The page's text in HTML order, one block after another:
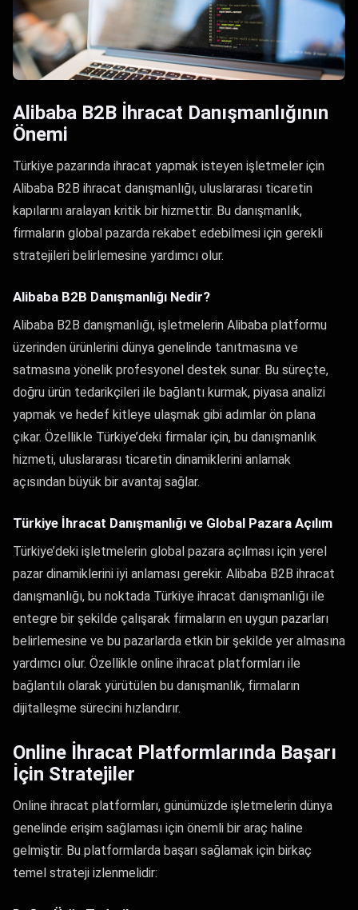
Alibaba B2B İhracat Danışmanlığının
Önemi
Türkiye pazarında ihracat yapmak isteyen işletmeler için
Alibaba B2B ihracat danışmanlığı, uluslararası ticaretin
kapılarını aralayan kritik bir hizmettir. Bu danışmanlık,
firmaların global pazarda rekabet edebilmesi için gerekli
stratejileri belirlemesine yardımcı olur.
Alibaba B2B Danışmanlığı Nedir?
Alibaba B2B danışmanlığı, işletmelerin Alibaba platformu
üzerinden ürünlerini dünya genelinde tanıtmasına ve
satmasına yönelik profesyonel destek sunar. Bu süreçte,
doğru ürün tedarikçileri ile bağlantı kurmak, piyasa analizi
yapmak ve hedef kitleye ulaşmak gibi adımlar ön plana
çıkar. Özellikle Türkiye’deki firmalar için, bu danışmanlık
hizmeti, uluslararası ticaretin dinamiklerini anlamak
açısından büyük bir avantaj sağlar.
Türkiye İhracat Danışmanlığı ve Global Pazara Açılım
Türkiye’deki işletmelerin global pazara açılması için yerel
pazar dinamiklerini iyi anlaması gerekir. Alibaba B2B ihracat
danışmanlığı, bu noktada Türkiye ihracat danışmanlığı ile
entegre bir şekilde çalışarak firmaların en uygun pazarları
belirlemesine ve bu pazarlarda etkin bir şekilde yer almasına
yardımcı olur. Özellikle online ihracat platformları ile
bağlantılı olarak yürütülen bu danışmanlık, firmaların
dijitalleşme sürecini hızlandırır.
Online İhracat Platformlarında Başarı
İçin Stratejiler
Online ihracat platformları, günümüzde işletmelerin dünya
genelinde erişim sağlaması için önemli bir araç haline
gelmiştir. Bu platformlarda başarı sağlamak için birkaç
temel strateji izlenmelidir: